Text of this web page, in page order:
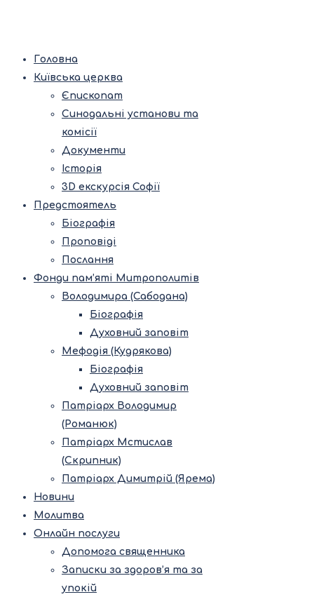
Головна
Київська церква
Єпископат
Синодальні установи та
комісії
Документи
Історія
3D екскурсія Софії
Предстоятель
Біографія
Проповіді
Послання
Фонди пам’яті Митрополитів
Володимира (Сабодана)
Біографія
Духовний заповіт
Мефодія (Кудрякова)
Біографія
Духовний заповіт
Патріарх Володимир
(Романюк)
Патріарх Мстислав
(Скрипник)
Патріарх Димитрій (Ярема)
Новини
Молитва
Онлайн послуги
Допомога священника
Записки за здоров’я та за
упокій